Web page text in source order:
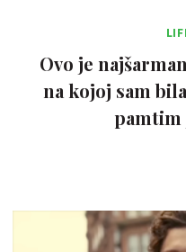
Ovo je
na kojoj sam
pamtim